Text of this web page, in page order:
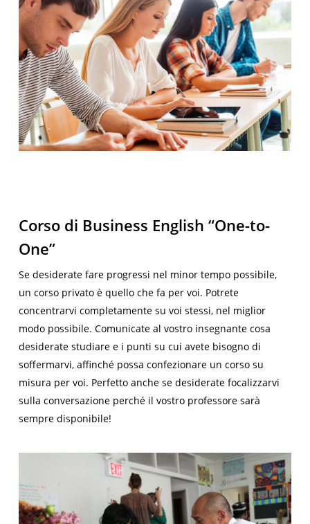
Corso di Business English “One-to-
One”
Se desiderate fare progressi nel minor tempo possibile,
un corso privato è quello che fa per voi. Potrete
concentrarvi completamente su voi stessi, nel miglior
modo possibile. Comunicate al vostro insegnante cosa
desiderate studiare e i punti su cui avete bisogno di
soffermarvi, affinché possa confezionare un corso su
misura per voi. Perfetto anche se desiderate focalizzarvi
sulla conversazione perché il vostro professore sarà
sempre disponibile!